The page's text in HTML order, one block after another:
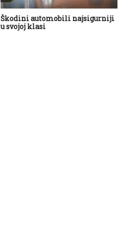
Škodini automobili najsigurniji
u svojoj klasi